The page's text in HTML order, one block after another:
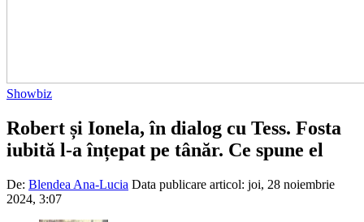
Showbiz
Robert și Ionela, în dialog cu Tess. Fosta
iubită l-a înțepat pe tânăr. Ce spune el
De: Blendea Ana-Lucia Data publicare articol: joi, 28 noiembrie
2024, 3:07